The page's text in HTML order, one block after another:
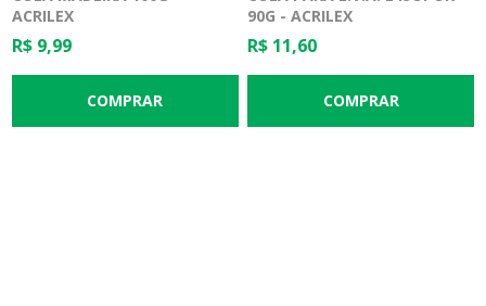
ACRILEX
R$ 9,99
90G - ACRILEX
R$ 11,60